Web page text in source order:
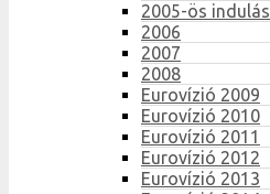
2005-ös indulás
2006
2007
2008
Eurovízió 2009
Eurovízió 2010
Eurovízió 2011
Eurovízió 2012
Eurovízió 2013